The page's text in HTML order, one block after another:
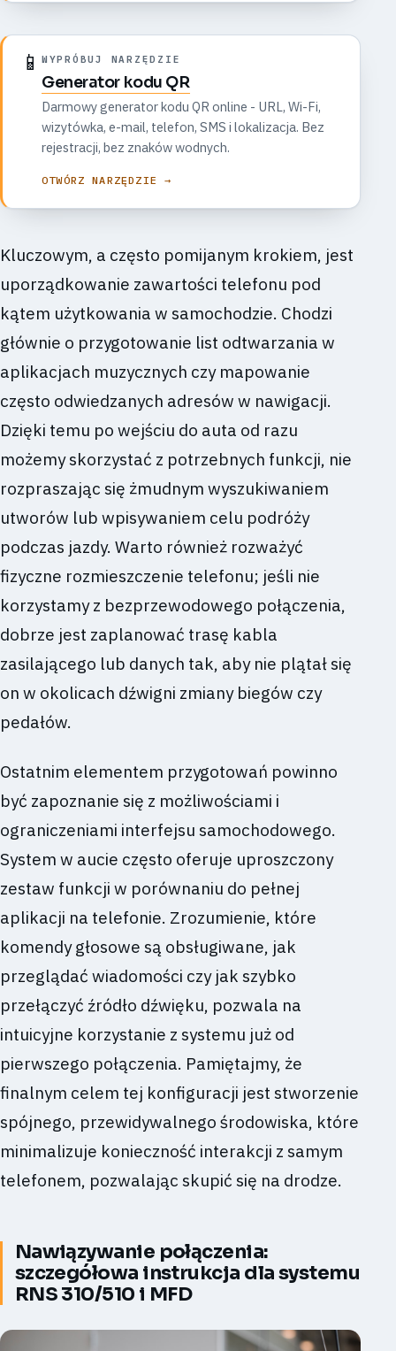
📱 WYPRÓBUJ NARZĘDZIE
Generator kodu QR
Darmowy generator kodu QR online - URL, Wi-Fi,
wizytówka, e-mail, telefon, SMS i lokalizacja. Bez
rejestracji, bez znaków wodnych.
OTWÓRZ NARZĘDZIE →
Kluczowym, a często pomijanym krokiem, jest
uporządkowanie zawartości telefonu pod
kątem użytkowania w samochodzie. Chodzi
głównie o przygotowanie list odtwarzania w
aplikacjach muzycznych czy mapowanie
często odwiedzanych adresów w nawigacji.
Dzięki temu po wejściu do auta od razu
możemy skorzystać z potrzebnych funkcji, nie
rozpraszając się żmudnym wyszukiwaniem
utworów lub wpisywaniem celu podróży
podczas jazdy. Warto również rozważyć
fizyczne rozmieszczenie telefonu; jeśli nie
korzystamy z bezprzewodowego połączenia,
dobrze jest zaplanować trasę kabla
zasilającego lub danych tak, aby nie plątał się
on w okolicach dźwigni zmiany biegów czy
pedałów.
Ostatnim elementem przygotowań powinno
być zapoznanie się z możliwościami i
ograniczeniami interfejsu samochodowego.
System w aucie często oferuje uproszczony
zestaw funkcji w porównaniu do pełnej
aplikacji na telefonie. Zrozumienie, które
komendy głosowe są obsługiwane, jak
przeglądać wiadomości czy jak szybko
przełączyć źródło dźwięku, pozwala na
intuicyjne korzystanie z systemu już od
pierwszego połączenia. Pamiętajmy, że
finalnym celem tej konfiguracji jest stworzenie
spójnego, przewidywalnego środowiska, które
minimalizuje konieczność interakcji z samym
telefonem, pozwalając skupić się na drodze.
Nawiązywanie połączenia:
szczegółowa instrukcja dla systemu
RNS 310/510 i MFD